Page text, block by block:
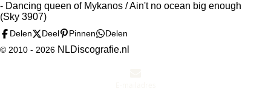
- Dancing queen of Mykanos / Ain't no ocean big enough
(Sky 3907)
Delen Deel Pinnen Delen
© 2010 - 2026 NLDiscografie.nl